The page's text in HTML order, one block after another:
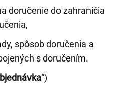
doručenie do zahraničia
spôsob doručenia a
s doručením.
“)